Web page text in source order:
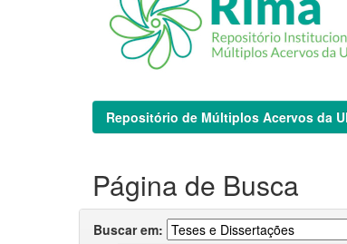
Repositório de Múltiplos Acervos da
Página de Busca
Buscar em: